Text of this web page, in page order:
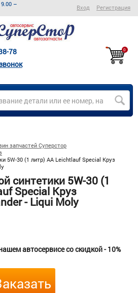
–
Вход Регистрация
78
0
запчастей Суперстор
5W-30 (1 литр) AA Leichtlauf Special Круз
синтетики 5W-30 (1
Special Круз
- Liqui Moly
автосервисе со скидкой - 10%